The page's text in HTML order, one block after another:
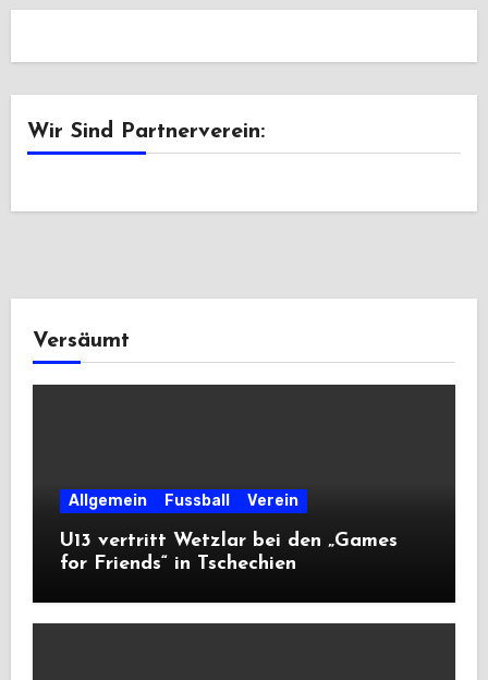
Wir Sind Partnerverein:
Versäumt
Allgemein Fussball Verein
U13 vertritt Wetzlar bei den „Games
for Friends“ in Tschechien